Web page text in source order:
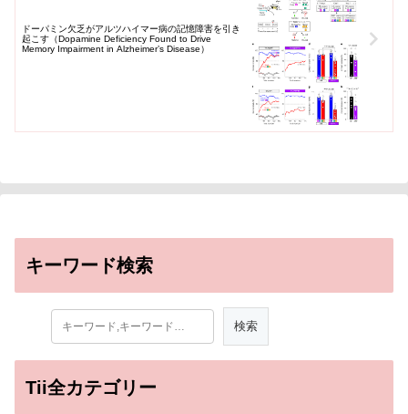
ドーパミン欠乏がアルツハイマー病の記憶障害を引き
起こす（Dopamine Deficiency Found to Drive
Memory Impairment in Alzheimer’s Disease）
キーワード検索
Tii全カテゴリー